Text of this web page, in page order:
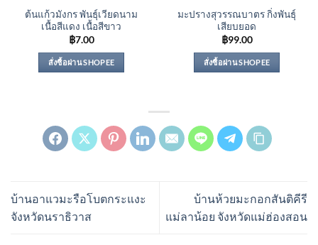
ต้นแก้วมังกร พันธุ์เวียดนาม
เนื้อสีแดง เนื้อสีขาว
฿7.00
สั่งซื้อผ่าน SHOPEE
มะปรางสุวรรณบาตร กิ่งพันธุ์
เสียบยอด
฿99.00
สั่งซื้อผ่าน SHOPEE
บ้านอาแวมะรือโบตกระแงะ
จังหวัดนราธิวาส
บ้านห้วยมะกอกสันติคีรี
แม่ลาน้อย จังหวัดแม่ฮ่องสอน